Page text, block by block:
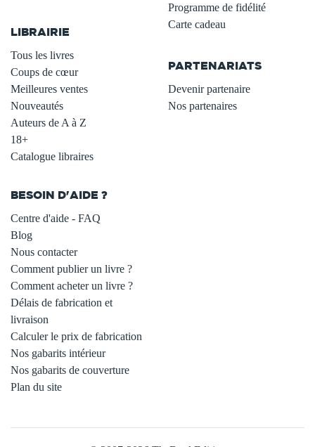
LIBRAIRIE
Tous les livres
Coups de cœur
Meilleures ventes
Nouveautés
Auteurs de A à Z
18+
Catalogue libraires
Programme de fidélité
Carte cadeau
PARTENARIATS
Devenir partenaire
Nos partenaires
BESOIN D'AIDE ?
Centre d'aide - FAQ
Blog
Nous contacter
Comment publier un livre ?
Comment acheter un livre ?
Délais de fabrication et
livraison
Calculer le prix de fabrication
Nos gabarits intérieur
Nos gabarits de couverture
Plan du site